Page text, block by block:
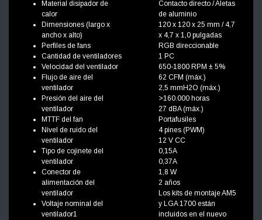
Material disipador de
calor
Dimensiones (largo x
ancho x alto)
Perfiles de fans
Cantidad de ventiladores
Velocidad del ventilador
Flujo de aire del
ventilador
Presión del aire del
ventilador
MTTF del fan
Nivel de ruido del
ventilador
Tipo de cojinete del
ventilador
Conector de
alimentación del
ventilador
Voltaje nominal del
ventilador1
Contacto directo / Aletas
de aluminio
120 x 120 x 25 mm / 4,7
x 4,7 x 1,0 pulgadas
RGB direccionable
1 PC
650-1800 RPM ± 5%
62 CFM (máx.)
2,5 mmH2O (máx.)
>160.000 horas
27 dBA (máx.)
Portafusiles
4 pines (PWM)
12 V CC
0,15A
0,37A
1,8 W
2 años
Los kits de montaje AM5
y LGA 1700 están
incluidos en el nuevo